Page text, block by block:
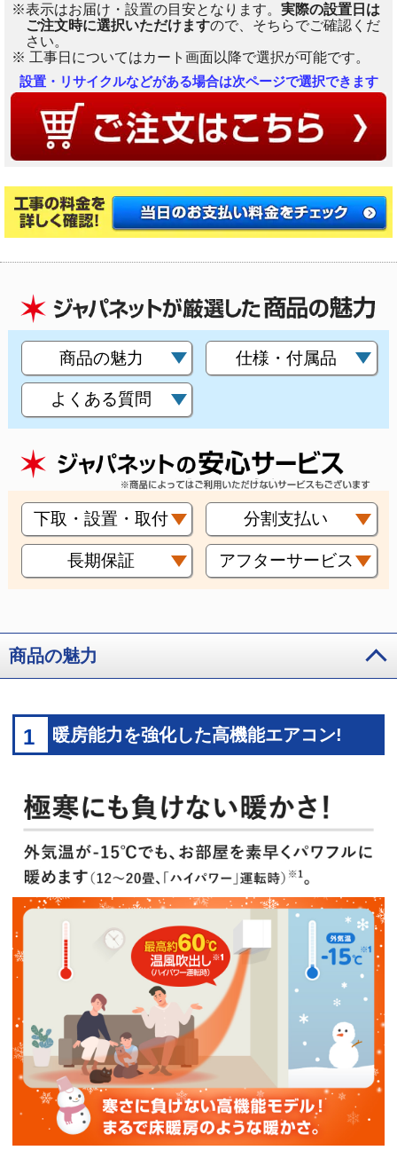
※表示はお届け・設置の目安となります。 実際の設置日は
ご注文時に選択いただけますので、そちらでご確認くだ
さい。
※ 工事日についてはカート画面以降で選択が可能です。
設置・リサイクルなどがある場合は次ページで選択できます
商品の魅力 仕様・付属品
よくある質問
下取・設置・取付 分割支払い
長期保証 アフターサービス
商品の魅力
1 暖房能力を強化した高機能エアコン!